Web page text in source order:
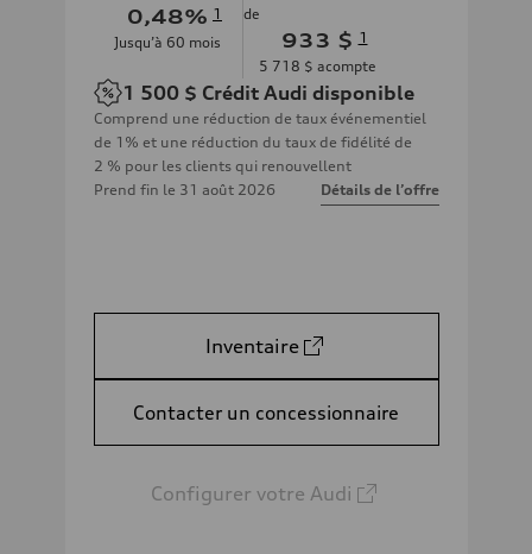
0,48% 1
Jusqu’à 60 mois
de
933 $ 1
5 718 $ acompte
1 500 $ Crédit Audi disponible
Comprend une réduction de taux événementiel
de 1% et une réduction du taux de fidélité de
2 % pour les clients qui renouvellent
Prend fin le 31 août 2026 Détails de l’offre
Inventaire
Contacter un concessionnaire
Configurer votre Audi